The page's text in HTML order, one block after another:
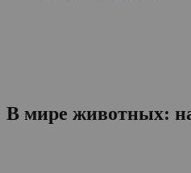
В мире животных: